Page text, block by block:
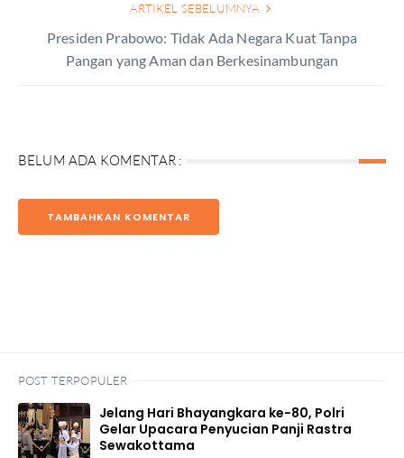
ARTIKEL SEBELUMNYA
Presiden Prabowo: Tidak Ada Negara Kuat Tanpa
Pangan yang Aman dan Berkesinambungan
BELUM ADA KOMENTAR :
TAMBAHKAN KOMENTAR
POST TERPOPULER
Jelang Hari Bhayangkara ke-80, Polri
Gelar Upacara Penyucian Panji Rastra
Sewakottama